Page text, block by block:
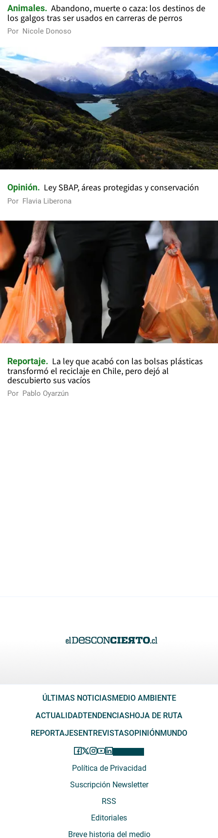
Animales
Abandono, muerte o caza: los destinos de
los galgos tras ser usados en carreras de perros
Por Nicole Donoso
Opinión Ley SBAP, áreas protegidas y conservación
Por Flavia Liberona
Reportaje
La ley que acabó con las bolsas plásticas
transformó el reciclaje en Chile, pero dejó al
descubierto sus vacíos
Por Pablo Oyarzún
ÚLTIMAS NOTICIASMEDIO AMBIENTE
ACTUALIDADTENDENCIASHOJA DE RUTA
REPORTAJESENTREVISTASOPINIÓNMUNDO
Política de Privacidad
Suscripción Newsletter
RSS
Editoriales
Breve historia del medio